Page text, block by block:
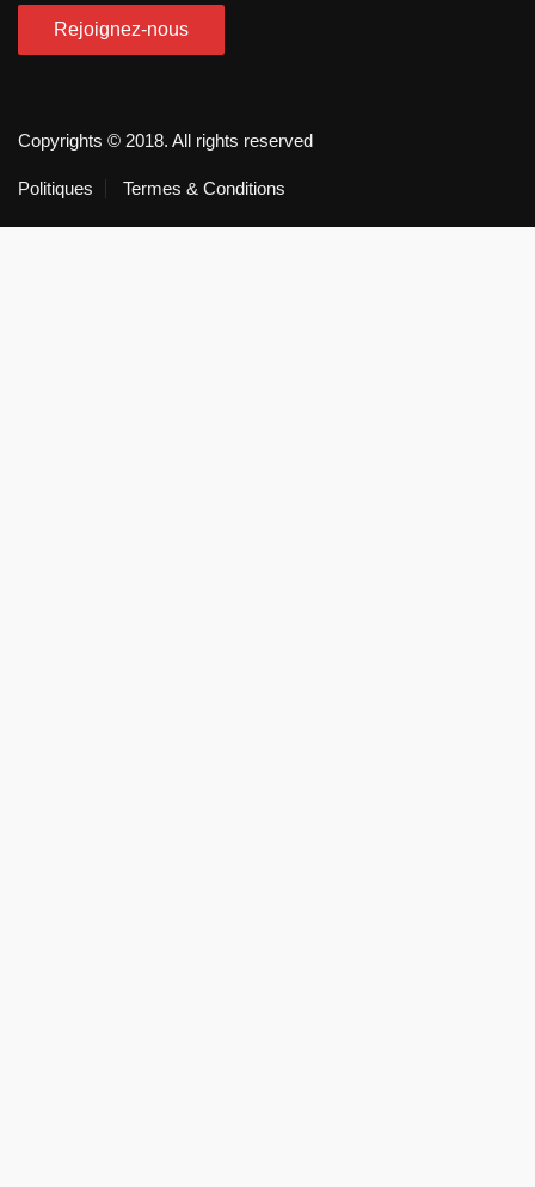
Copyrights © 2018. All rights reserved
Politiques Termes & Conditions